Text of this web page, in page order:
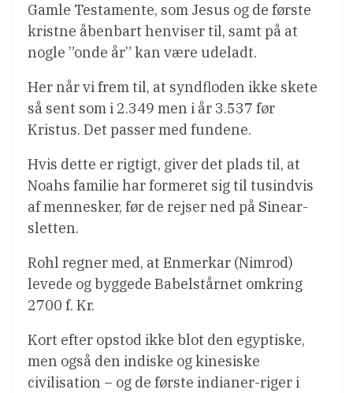
Gamle Testamente, som Jesus og de første
kristne åbenbart henviser til, samt på at
nogle ”onde år” kan være udeladt.
Her når vi frem til, at syndfloden ikke skete
så sent som i 2.349 men i år 3.537 før
Kristus. Det passer med fundene.
Hvis dette er rigtigt, giver det plads til, at
Noahs familie har formeret sig til tusindvis
af mennesker, før de rejser ned på Sinear-
sletten.
Rohl regner med, at Enmerkar (Nimrod)
levede og byggede Babelstårnet omkring
2700 f. Kr.
Kort efter opstod ikke blot den egyptiske,
men også den indiske og kinesiske
civilisation – og de første indianer-riger i